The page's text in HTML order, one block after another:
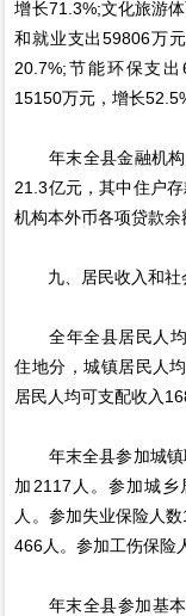
增长71.3%;文化旅游
和就业支出59806万
20.7%;节能环保支
15150万元，增长
年末全县金融机构
21.3亿元，其中住户
机构本外币各项贷款余
九、居民收入和社
全年全县居民人均
住地分，城镇居民人
居民人均可支配收入
年末全县参加城镇
加2117人。参加城
人。参加失业保险人
466人。参加工伤保险
年末全县参加基本